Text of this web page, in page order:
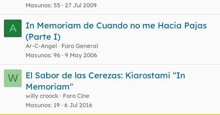
r
Masunos 55 27 Jul 2009
A
In Memoriam de Cuando no me Hacia Pajas
(Parte I)
Ar-C-Angel
Foro General
Masunos 96 9 May 2006
W
El Sabor de las Cerezas: Kiarostami "In
Memoriam"
willy croock
Foro Cine
Masunos 19 6 Jul 2016